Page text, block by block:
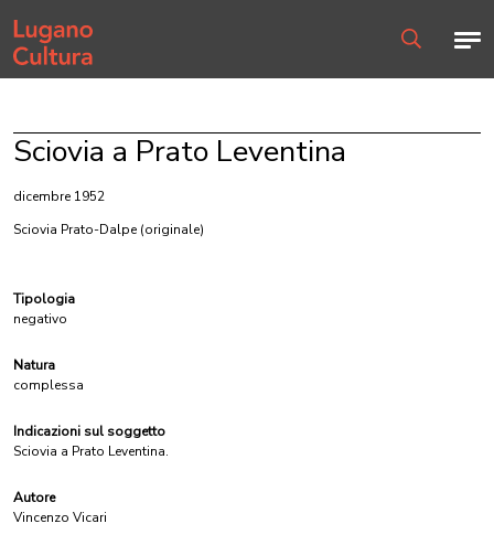
Home page
Sciovia a Prato Leventina
dicembre 1952
Sciovia Prato-Dalpe (originale)
Tipologia
negativo
Natura
complessa
Indicazioni sul soggetto
Sciovia a Prato Leventina.
Autore
Vincenzo Vicari